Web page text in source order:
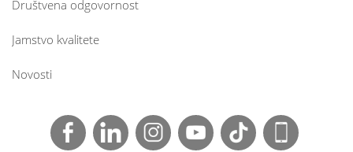
Društvena odgovornost
Jamstvo kvalitete
Novosti